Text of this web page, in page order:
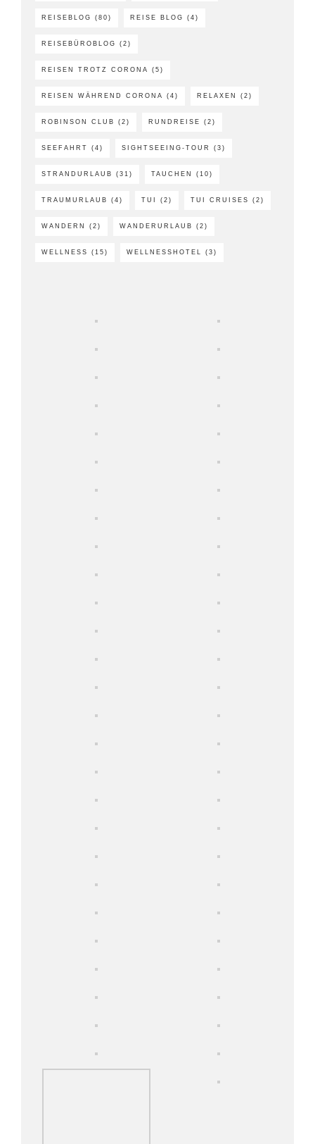
REISEBLOG (80) REISE BLOG (4)
REISEBÜROBLOG (2)
REISEN TROTZ CORONA (5)
REISEN WÄHREND CORONA (4) RELAXEN (2)
ROBINSON CLUB (2) RUNDREISE (2)
SEEFAHRT (4) SIGHTSEEING-TOUR (3)
STRANDURLAUB (31) TAUCHEN (10)
TRAUMURLAUB (4) TUI (2) TUI CRUISES (2)
WANDERN (2) WANDERURLAUB (2)
WELLNESS (15) WELLNESSHOTEL (3)